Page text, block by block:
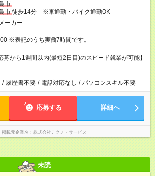
市
市徒歩14分 ※車通勤・バイク通勤OK
ーカー
9:00～17:00 ※表記のうち実働7時間です。
募から1週間以内(最短2日目)のスピード就業が可能】
/ 履歴書不要 / 電話対応なし / パソコンスキル不要
応募する 詳細へ
掲載元企業名 株式会社テクノ・サービス
未読